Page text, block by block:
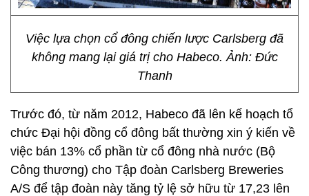
Việc lựa chọn cổ đông chiến lược Carlsberg đã
không mang lại giá trị cho Habeco. Ảnh: Đức
Thanh
Trước đó, từ năm 2012, Habeco đã lên kế hoạch tổ
chức Đại hội đồng cổ đông bất thường xin ý kiến về
việc bán 13% cổ phần từ cổ đông nhà nước (Bộ
Công thương) cho Tập đoàn Carlsberg Breweries
A/S để tập đoàn này tăng tỷ lệ sở hữu từ 17,23 lên